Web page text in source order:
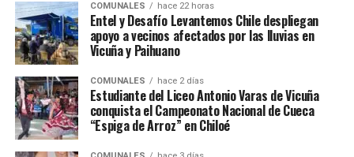
COMUNALES hace 22 horas
Entel y Desafío Levantemos Chile despliegan
apoyo a vecinos afectados por las lluvias en
Vicuña y Paihuano
COMUNALES hace 2 días
Estudiante del Liceo Antonio Varas de Vicuña
conquista el Campeonato Nacional de Cueca
“Espiga de Arroz” en Chiloé